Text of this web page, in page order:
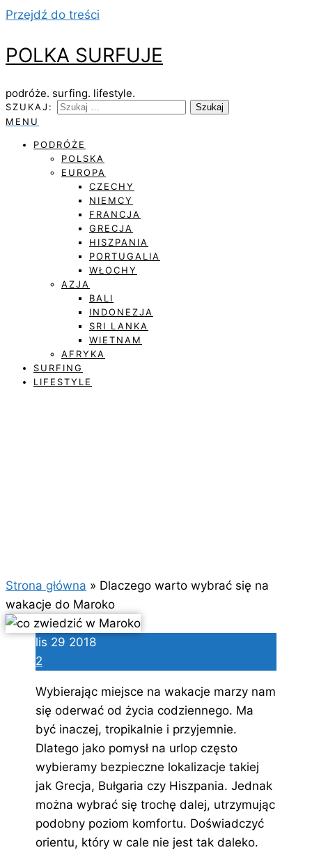
Przejdź do treści
POLKA SURFUJE
podróże. surfing. lifestyle.
SZUKAJ:
MENU
PODRÓŻE
POLSKA
EUROPA
CZECHY
NIEMCY
FRANCJA
GRECJA
HISZPANIA
PORTUGALIA
WŁOCHY
AZJA
BALI
INDONEZJA
SRI LANKA
WIETNAM
AFRYKA
SURFING
LIFESTYLE
Strona główna » Dlaczego warto wybrać się na
wakacje do Maroko
lis 29 2018
2
Wybierając miejsce na wakacje marzy nam
się oderwać od życia codziennego. Ma
być inaczej, tropikalnie i przyjemnie.
Dlatego jako pomysł na urlop często
wybieramy bezpieczne lokalizacje takiej
jak Grecja, Bułgaria czy Hiszpania. Jednak
można wybrać się trochę dalej, utrzymując
podobny poziom komfortu. Doświadczyć
orientu, który w cale nie jest tak daleko.